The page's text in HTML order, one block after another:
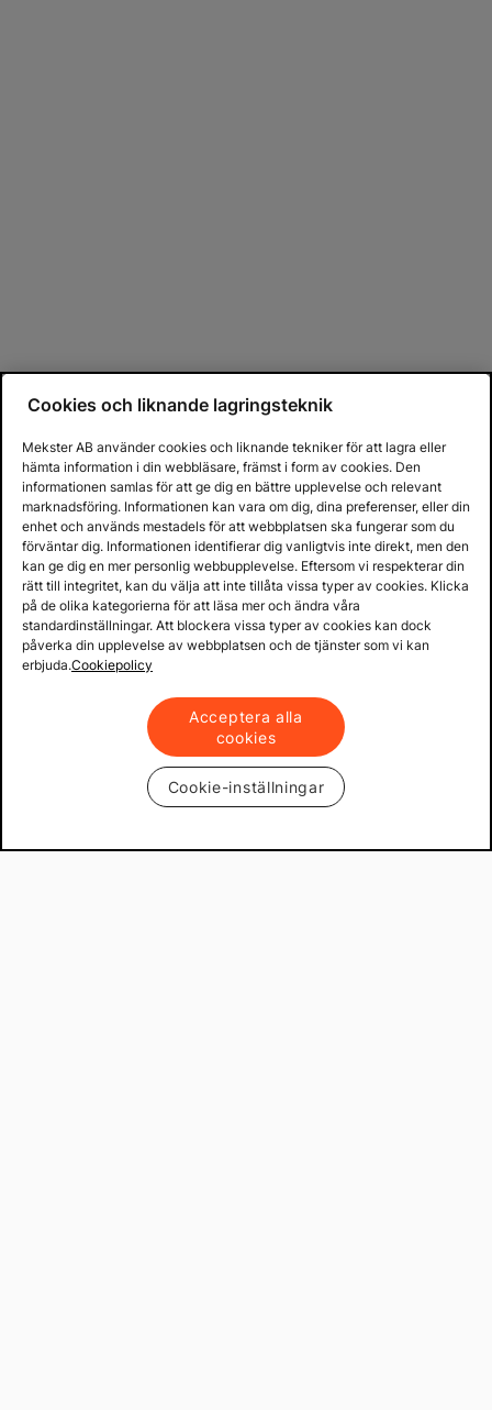
Cookies och liknande lagringsteknik
Mekster AB använder cookies och liknande tekniker för att lagra eller
hämta information i din webbläsare, främst i form av cookies. Den
informationen samlas för att ge dig en bättre upplevelse och relevant
marknadsföring. Informationen kan vara om dig, dina preferenser, eller din
enhet och används mestadels för att webbplatsen ska fungerar som du
förväntar dig. Informationen identifierar dig vanligtvis inte direkt, men den
kan ge dig en mer personlig webbupplevelse. Eftersom vi respekterar din
rätt till integritet, kan du välja att inte tillåta vissa typer av cookies. Klicka
på de olika kategorierna för att läsa mer och ändra våra
standardinställningar. Att blockera vissa typer av cookies kan dock
påverka din upplevelse av webbplatsen och de tjänster som vi kan
erbjuda.Cookiepolicy
Acceptera alla
cookies
Cookie-inställningar